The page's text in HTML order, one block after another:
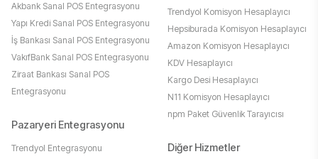
Akbank Sanal POS Entegrasyonu
Yapı Kredi Sanal POS Entegrasyonu
İş Bankası Sanal POS Entegrasyonu
VakıfBank Sanal POS Entegrasyonu
Ziraat Bankası Sanal POS
Entegrasyonu
Pazaryeri Entegrasyonu
Trendyol Entegrasyonu
Trendyol Komisyon Hesaplayıcı
Hepsiburada Komisyon Hesaplayıcı
Amazon Komisyon Hesaplayıcı
KDV Hesaplayıcı
Kargo Desi Hesaplayıcı
N11 Komisyon Hesaplayıcı
npm Paket Güvenlik Tarayıcısı
Diğer Hizmetler